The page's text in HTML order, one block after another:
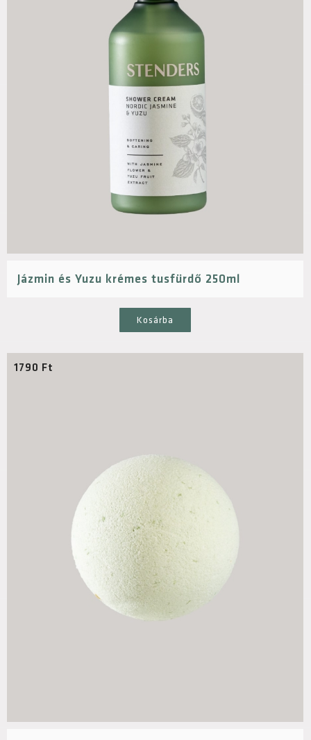
Jázmin és Yuzu krémes tusfürdő 250ml
Kosárba
1790 Ft